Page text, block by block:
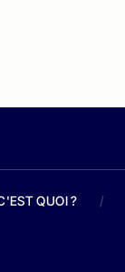
QUOI ? /